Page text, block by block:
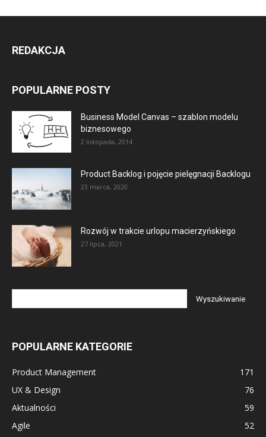
REDAKCJA
POPULARNE POSTY
Business Model Canvas – szablon modelu
biznesowego
2 listopada, 2014
Product Backlog i pojęcie pielęgnacji Backlogu
23 marca, 2020
Rozwój w trakcie urlopu macierzyńskiego
27 lipca, 2021
POPULARNE KATEGORIE
Product Management
171
UX & Design
76
Aktualności
59
Agile
52